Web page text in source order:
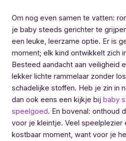
Om nog even samen te vatten:
je baby steeds gerichter te
een leuke, leerzame optie. Er is
moment; elk kind ontwikkelt zich
Besteed aandacht aan veiligheid
lekker lichte rammelaar zonder
schadelijke stoffen. Heb je zin in
dan ook eens een kijkje bij baby
speelgoed. En bovenal: onthoud
voor je kleintje. Veel speelplezier
kostbaar moment, want voor je